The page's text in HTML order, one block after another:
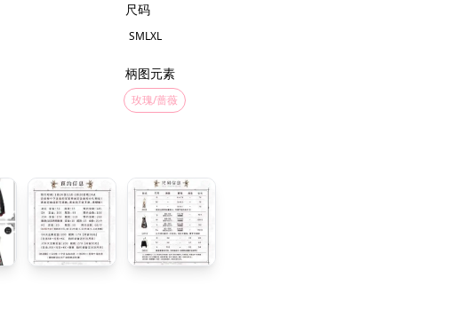
尺码
SMLXL
柄图元素
玫瑰/蔷薇